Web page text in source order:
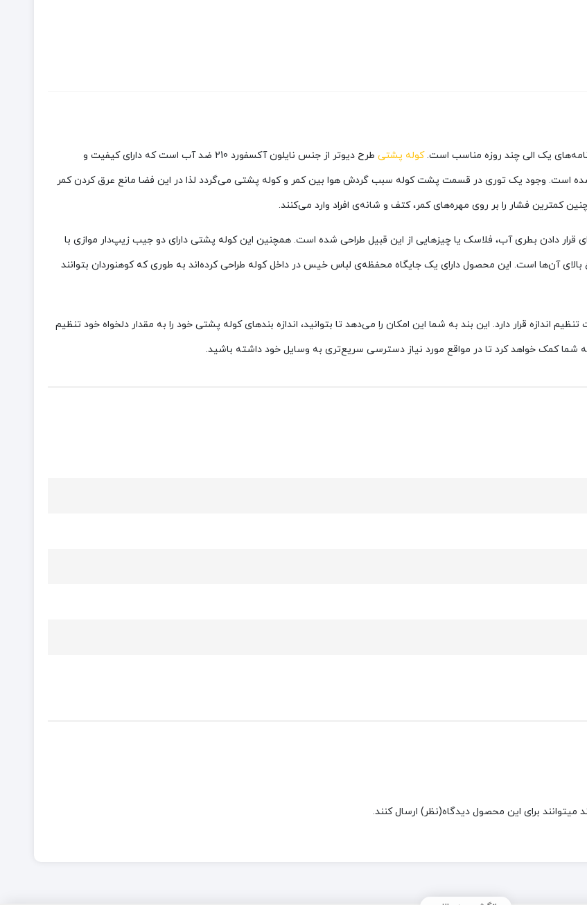
کوله پشتی
طرح دیوتر از جنس نایلون آکسفورد 210 ضد آب است که دارای کیفیت و
وجود یک توری در قسمت پشت کوله سبب گردش هوا بین کمر و کوله پشتی می‌گردد لذا در این فضا مانع عرق کردن کمر
فشار را بر روی مهره‌های کمر، کتف و شانه‌ی افراد وارد می‌کنند.
کشسانی در 2 طرف کوله پشتی برای قرار دادن بطری آب، فلاسک یا چیزهایی از این قبیل طراحی شده است. همچنین این کوله پشتی دارای دو جیب زیپ‌دار موازی با
آن‌ها است. این محصول دارای یک جایگاه محفظه‌ی لباس خیس در داخل کوله طراحی کرده‌اند به طوری که کوهنوردان بتوانند
دو بند با قابلیت تنظیم اندازه قرار دارد. این بند به شما این امکان را می‌دهد تا بتوانید، اندازه بندهای کوله‌ پشتی خود را به مقدار دلخواه خود تنظیم
شما کمک خواهد کرد تا در مواقع مورد نیاز دسترسی سریع‌تری به وسایل خود داشته باشید.
برای این محصول دیدگاه(نظر) ارسال کنند.